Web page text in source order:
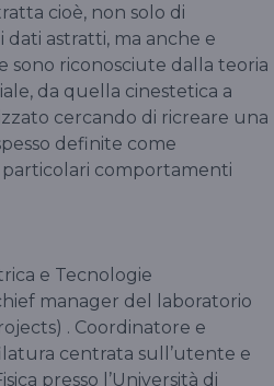
cioè, non solo di
astratti, ma anche e
riconosciute dalla teoria
da quella cinestetica a
cercando di ricreare una
definite come
comportamenti
e Tecnologie
manager del laboratorio
. Coordinatore e
centrata sull’utente e
presso l’Università di